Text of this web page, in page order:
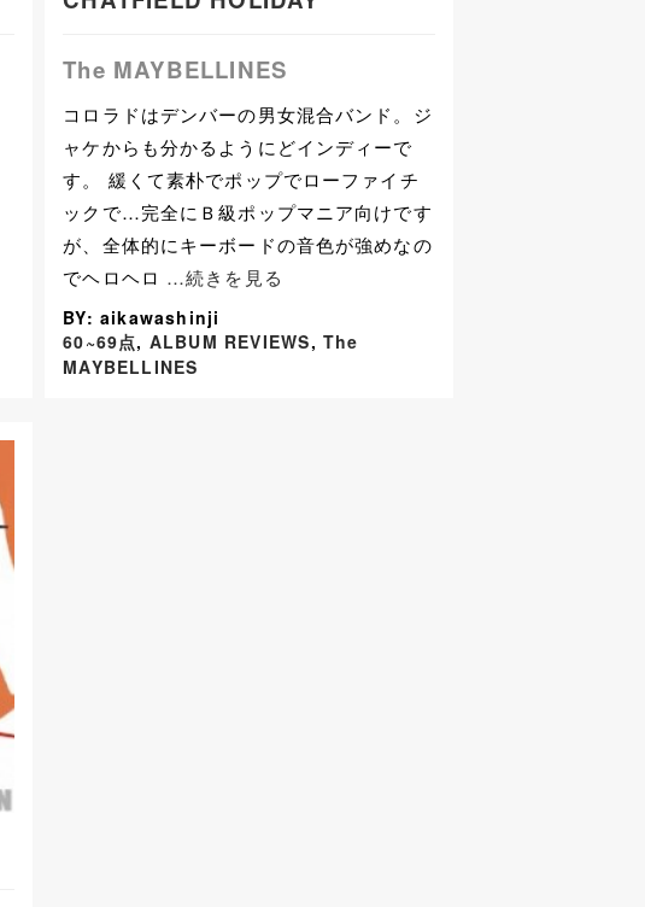
The MAYBELLINES
コロラドはデンバーの男女混合バンド。ジ
ャケからも分かるようにどインディーで
す。 緩くて素朴でポップでローファイチ
ックで…完全にＢ級ポップマニア向けです
が、全体的にキーボードの音色が強めなの
でヘロヘロ …続きを見る
BY: aikawashinji
60~69点, ALBUM REVIEWS, The
MAYBELLINES